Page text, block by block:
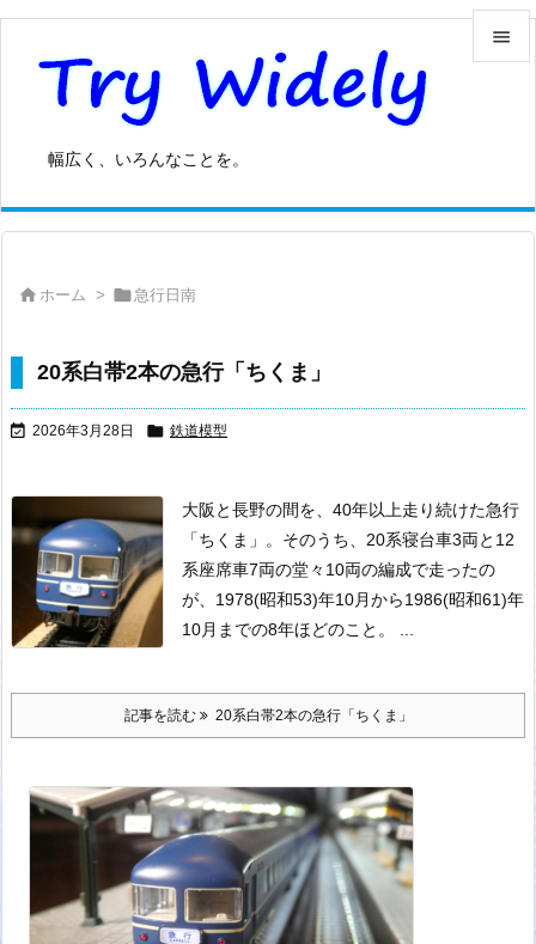
幅広く、いろんなことを。


前へ
 ホーム > 急行日南
20系白帯2本の急行「ちくま」
 2026年3月28日  鉄道模型
大阪と長野の間を、40年以上走り続けた急行
「ちくま」。 そのうち、20系寝台車3両と12
系座席車7両の堂々10両の編成で走ったの
が、1978(昭和53)年10月から1986(昭和61)年
10月までの8年ほどのこと。 ...
記事を読む 20系白帯2本の急行「ちくま」